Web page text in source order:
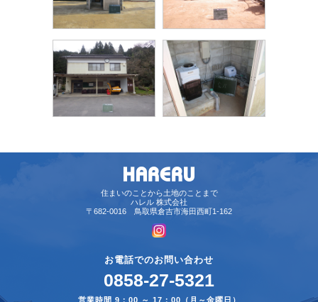
住まいのことから土地のことまで
ハレル 株式会社
〒682-0016 鳥取県倉吉市海田西町1-162
お電話でのお問い合わせ
0858-27-5321
営業時間 9：00 ～ 17：00（月～金曜日）